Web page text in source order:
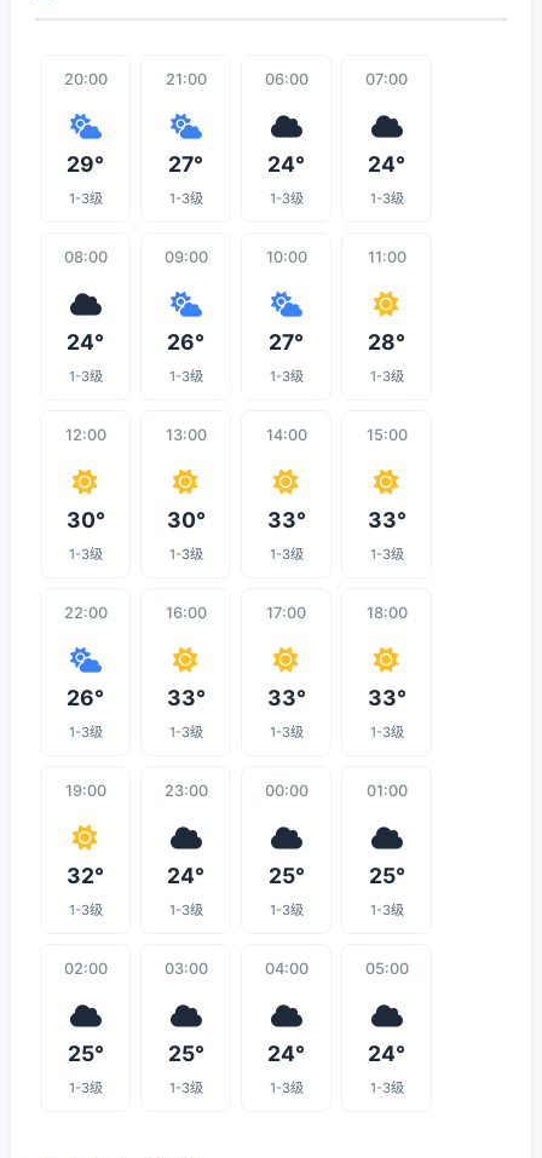
20:00
29°
1-3级
21:00
27°
1-3级
06:00
24°
1-3级
07:00
24°
1-3级
08:00
24°
1-3级
09:00
26°
1-3级
10:00
27°
1-3级
11:00
28°
1-3级
12:00
30°
1-3级
13:00
30°
1-3级
14:00
33°
1-3级
15:00
33°
1-3级
22:00
26°
1-3级
16:00
33°
1-3级
17:00
33°
1-3级
18:00
33°
1-3级
19:00
32°
1-3级
23:00
24°
1-3级
00:00
25°
1-3级
01:00
25°
1-3级
02:00
25°
1-3级
03:00
25°
1-3级
04:00
24°
1-3级
05:00
24°
1-3级